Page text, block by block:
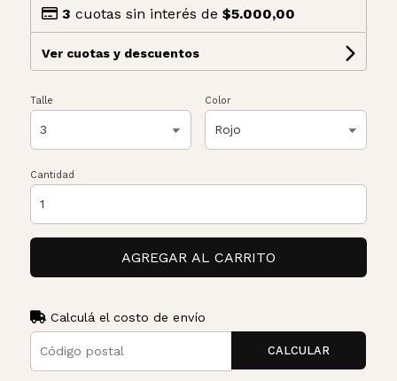
3 cuotas sin interés de $5.000,00
Ver cuotas y descuentos
Talle Color
Cantidad
AGREGAR AL CARRITO
Calculá el costo de envío
CALCULAR